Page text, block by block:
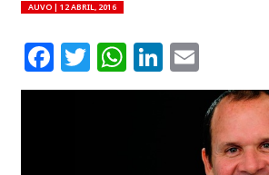
AUVO | 12 ABRIL, 2016
Facebook
Twitter
WhatsApp
LinkedIn
Email